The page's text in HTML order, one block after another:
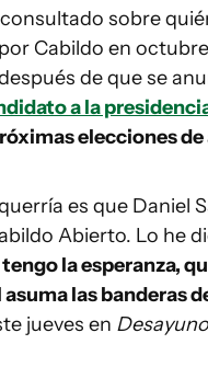
sobre
Cabildo en
de que se
a la
elecciones
es que Daniel
Abierto. Lo he
la esperanza,
asuma las banderas
jueves en